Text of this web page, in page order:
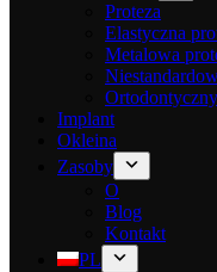
Proteza
Elastyczna
Metalowa
Implant
Okleina
Zasoby
O
Blog
Kontakt
PL